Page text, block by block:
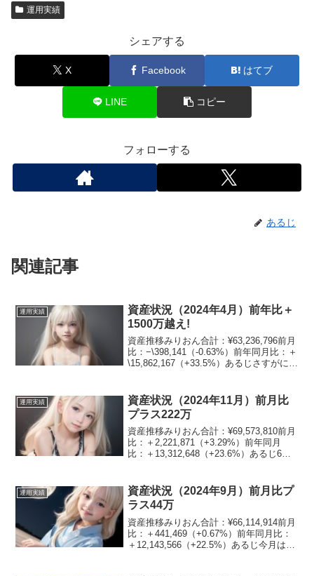
運用実績
シェアする
X Facebook はてブ
LINE コピー
フォローする
あるじ
関連記事
運用実績
資産状況（2024年4月）前年比＋
1500万越え!
資産推移みりおん合計：¥63,236,796前月
比：−\398,141（-0.63%）前年同月比：＋
\15,862,167（+33.5%）あるじさすがに前
22.8%米...
運用実績
資産状況（2024年11月）前月比
プラス222万
資産推移みりおん合計：¥69,573,810前月
比：＋2,221,871（+3.29%）前年同月
比：＋13,312,648（+23.6%）あるじ6月
日本株：24...
運用実績
資産状況（2024年9月）前月比プ
ラス44万
資産推移みりおん合計：¥66,114,914前月
比：＋441,469（+0.67%）前年同月比：
＋12,143,566（+22.5%）あるじ今月は微